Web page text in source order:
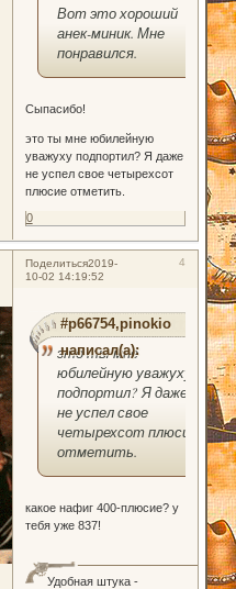
Вот это хороший
анек-миник. Мне
понравился.
Сыпасибо!
это ты мне юбилейную
уважуху подпортил? Я даже
не успел свое четырехсот
плюсие отметить.
0
Поделиться 4
2019-
10-02 14:19:52
#p66754,pinokio
написал(а):
это ты мне
юбилейную уважуху
подпортил? Я даже
не успел свое
четырехсот плюсие
отметить.
какое нафиг 400-плюсие? у
тебя уже 837!
Удобная штука -